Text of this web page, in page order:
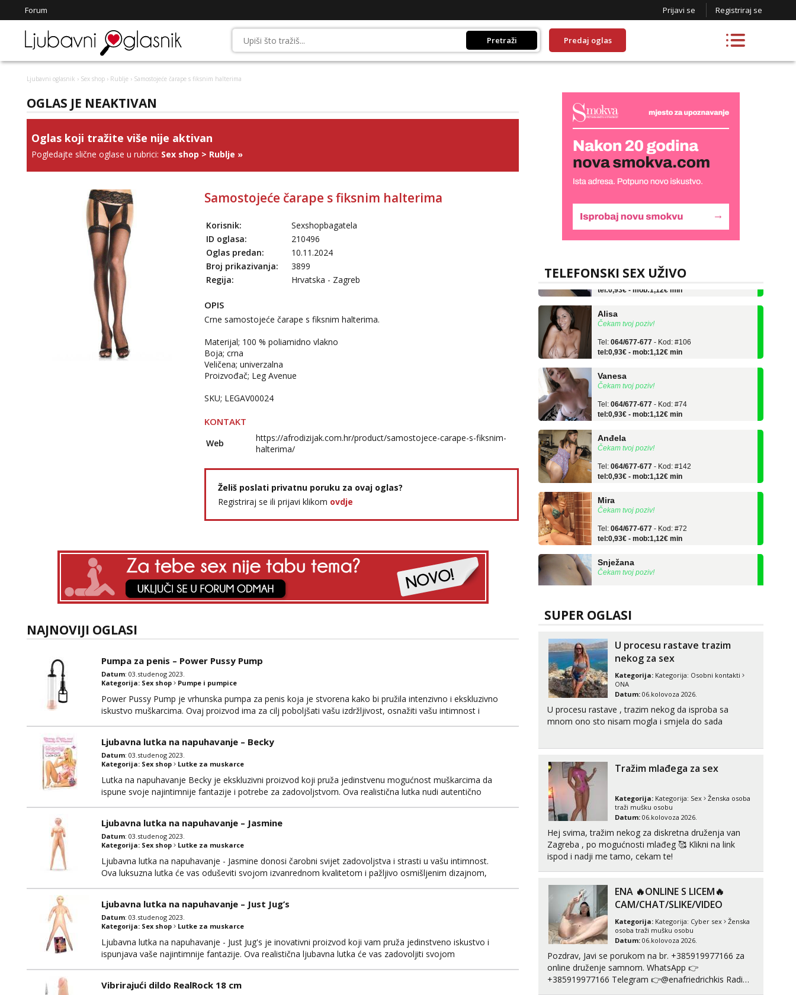
Forum Prijavi se Registriraj se
Pretraži Predaj oglas
Ljubavni oglasnik › Sex shop › Rublje › Samostojeće čarape s fiksnim halterima
OGLAS JE NEAKTIVAN
Oglas koji tražite više nije aktivan
Pogledajte slične oglase u rubrici: Sex shop > Rublje »
Samostojeće čarape s fiksnim halterima
Korisnik:
Sexshopbagatela
ID oglasa:
210496
Oglas predan:
10.11.2024
Broj prikazivanja:
3899
Regija:
Hrvatska - Zagreb
OPIS
Crne samostojeće čarape s fiksnim halterima.
Materijal; 100 % poliamidno vlakno
Boja; crna
Veličena; univerzalna
Proizvođač; Leg Avenue
SKU; LEGAV00024
KONTAKT
Web
https://afrodizijak.com.hr/product/samostojece-carape-s-fiksnim-
halterima/
Želiš poslati privatnu poruku za ovaj oglas?
Registriraj se ili prijavi klikom ovdje
NAJNOVIJI OGLASI
Pumpa za penis – Power Pussy Pump
Datum: 03.studenog 2023.
Kategorija: Sex shop Pumpe i pumpice
Power Pussy Pump je vrhunska pumpa za penis koja je stvorena kako bi pružila intenzivno i ekskluzivno
iskustvo muškarcima. Ovaj proizvod ima za cilj poboljšati vašu izdržljivost, osnažiti vašu intimnost i
Ljubavna lutka na napuhavanje – Becky
Datum: 03.studenog 2023.
Kategorija: Sex shop Lutke za muskarce
Lutka na napuhavanje Becky je ekskluzivni proizvod koji pruža jedinstvenu mogućnost muškarcima da
ispune svoje najintimnije fantazije i potrebe za zadovoljstvom. Ova realistična lutka nudi autentično
Ljubavna lutka na napuhavanje – Jasmine
Datum: 03.studenog 2023.
Kategorija: Sex shop Lutke za muskarce
Ljubavna lutka na napuhavanje - Jasmine donosi čarobni svijet zadovoljstva i strasti u vašu intimnost.
Ova luksuzna lutka će vas oduševiti svojom izvanrednom kvalitetom i pažljivo osmišljenim dizajnom,
Ljubavna lutka na napuhavanje – Just Jug’s
Datum: 03.studenog 2023.
Kategorija: Sex shop Lutke za muskarce
Ljubavna lutka na napuhavanje - Just Jug's je inovativni proizvod koji vam pruža jedinstveno iskustvo i
ispunjava vaše najintimnije fantazije. Ova realistična ljubavna lutka će vas zadovoljiti svojom
Vibrirajući dildo RealRock 18 cm
TELEFONSKI SEX UŽIVO
Snježana
Tel:064/677-677 - Kod: #119
tel:0,93€ - mob:1,12€ min
Čekam tvoj poziv!
tel:0,93€ - mob:1,12€ min
Čekam tvoj poziv!
tel:0,93€ - mob:1,12€ min
Čekam tvoj poziv!
tel:0,93€ - mob:1,12€ min
Čekam tvoj poziv!
tel:0,93€ - mob:1,12€ min
Čekam tvoj poziv!
Alisa
Tel: 064/677-677- Kod: #106
tel:0,93€ - mob:1,12€ min
Vanesa
Čekam tvoj poziv!
- Kod: #74
tel:0,93€ - mob:1,12€ min
Čekam tvoj poziv!
064/677-677- Kod: #142
tel:0,93€ - mob:1,12€ min
Čekam tvoj poziv!
Tel: 064/677-677
- Kod: #72
tel:0,93€ - mob:1,12€ min
SUPER OGLASI
U procesu rastave trazim
nekog za sex
Kategorija: Kategorija: Osobni kontakti
ONA
Datum: 06.kolovoza 2026.
U procesu rastave , trazim nekog da isproba sa
mnom ono sto nisam mogla i smjela do sada
Tražim mlađega za sex
Kategorija: Kategorija: Sex
Ženska osoba
traži mušku osobu
Datum: 06.kolovoza 2026.
Hej svima, tražim nekog za diskretna druženja van
Zagreba , po mogućnosti mlađeg 🥰 Klikni na link
ispod i nadji me tamo, cekam te!
ENA 🔥ONLINE S LICEM🔥
CAM/CHAT/SLIKE/VIDEO
Kategorija: Kategorija: Cyber sex
Ženska
osoba traži mušku osobu
Datum: 06.kolovoza 2026.
Pozdrav, Javi se porukom na br. +385919977166 za
online druženje samnom. WhatsApp 👉
+385919977166 Telegram 👉@enafriedrichkis Radim